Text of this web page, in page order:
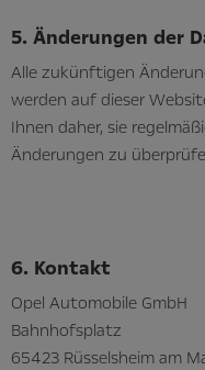
5. Änderungen der
Alle zukünftigen
werden auf dieser
Ihnen daher, sie
Änderungen zu
6. Kontakt
Opel Automobile GmbH
Bahnhofsplatz
65423 Rüsselsheim am